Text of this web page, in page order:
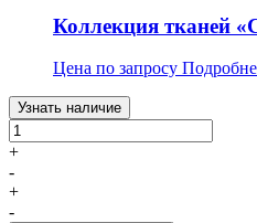
Коллекция тканей
Цена по запросу
Узнать наличие
+
-
+
-